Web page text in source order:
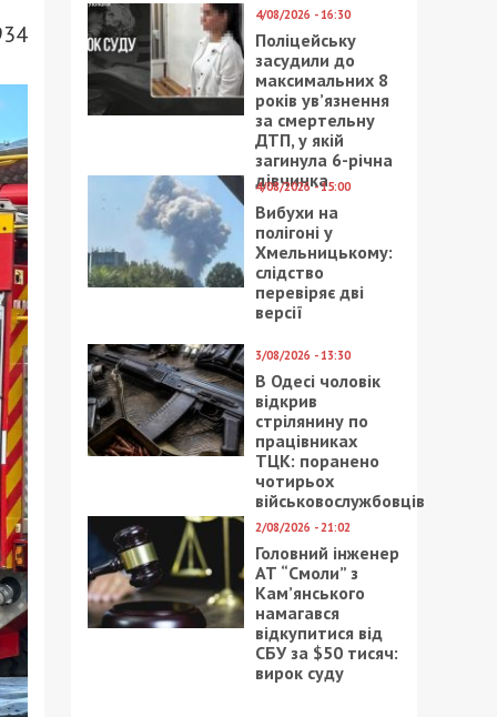
4/08/2026 - 16:30
Поліцейську
засудили до
максимальних 8
років ув’язнення
за смертельну
ДТП, у якій
загинула 6-річна
дівчинка
4/08/2026 - 15:00
Вибухи на
полігоні у
Хмельницькому:
слідство
перевіряє дві
версії
3/08/2026 - 13:30
В Одесі чоловік
відкрив
стрілянину по
працівниках
ТЦК: поранено
чотирьох
військовослужбовців
2/08/2026 - 21:02
Головний інженер
АТ “Смоли” з
Кам’янського
намагався
відкупитися від
СБУ за $50 тисяч:
вирок суду